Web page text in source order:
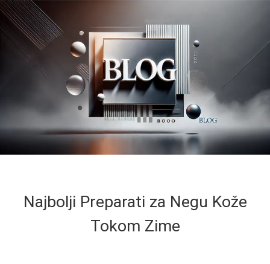
Najbolji Preparati za Negu Kože
Tokom Zime